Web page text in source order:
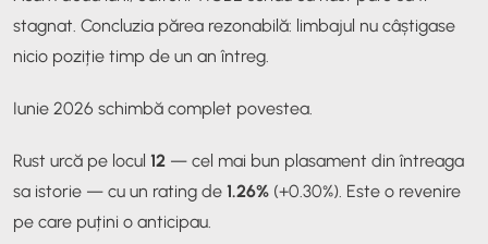
stagnat. Concluzia părea rezonabilă: limbajul nu câștigase
nicio poziție timp de un an întreg.
Iunie 2026 schimbă complet povestea.
Rust urcă pe locul 12 — cel mai bun plasament din întreaga
sa istorie — cu un rating de 1.26% (+0.30%). Este o revenire
pe care puțini o anticipau.